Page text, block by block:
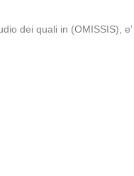
dei quali in (OMISSIS),